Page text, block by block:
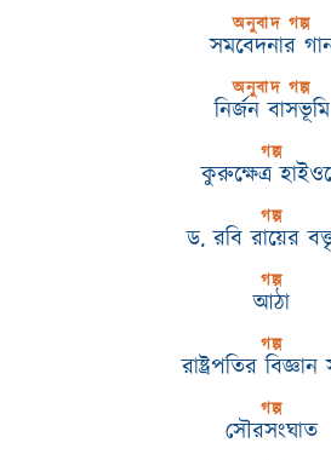
অনুবাদ গল্প
সমবেদনার
অনুবাদ গল্প
নির্জন বাসভূমি
গল্প
কুরুক্ষেত্র
গল্প
ড. রবি রায়ের
গল্প
আঠা
গল্প
রাষ্ট্রপতির বিজ্ঞান
গল্প
সৌরসংঘাত